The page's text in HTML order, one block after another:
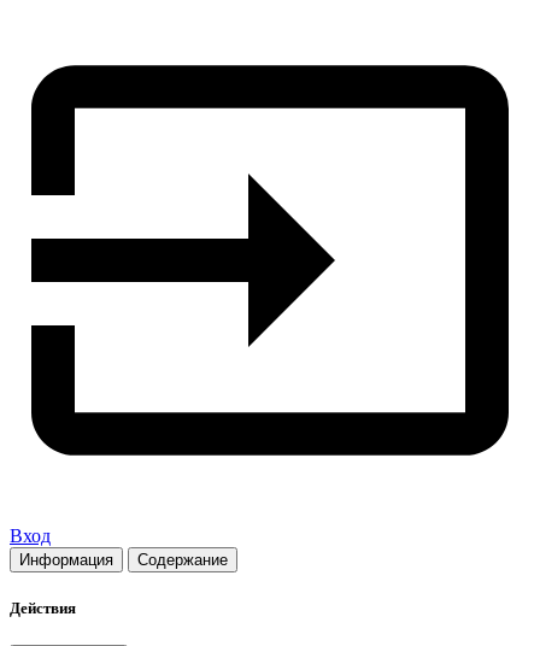
Вход
Информация Содержание
Действия